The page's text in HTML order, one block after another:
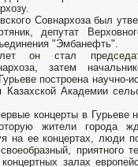
Совнархоза был
депутат
"Эмбанефть".
он стал
затем
построена научно-
Казахской Академии
концерты в Гурьеве
жители города
на ее концертах, люди
приятного
залах